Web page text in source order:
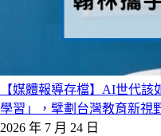
【媒體報導存檔】AI世代
學習」，擘劃台灣教育新視
2026 年 7 月 24 日